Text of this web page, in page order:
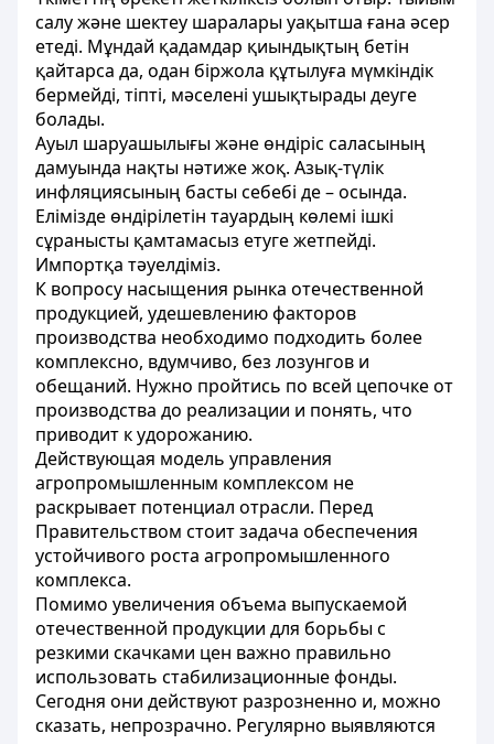
салу және шектеу шаралары уақытша ғана әсер
етеді. Мұндай қадамдар қиындықтың бетін
қайтарса да, одан біржола құтылуға мүмкіндік
бермейді, тіпті, мәселені ушықтырады деуге
болады.
Ауыл шаруашылығы және өндіріс саласының
дамуында нақты нәтиже жоқ. Азық-түлік
инфляциясының басты себебі де – осында.
Елімізде өндірілетін тауардың көлемі ішкі
сұранысты қамтамасыз етуге жетпейді.
Импортқа тәуелдіміз.
К вопросу насыщения рынка отечественной
продукцией, удешевлению факторов
производства необходимо подходить более
комплексно, вдумчиво, без лозунгов и
обещаний. Нужно пройтись по всей цепочке от
производства до реализации и понять, что
приводит к удорожанию.
Действующая модель управления
агропромышленным комплексом не
раскрывает потенциал отрасли. Перед
Правительством стоит задача обеспечения
устойчивого роста агропромышленного
комплекса.
Помимо увеличения объема выпускаемой
отечественной продукции для борьбы с
резкими скачками цен важно правильно
использовать стабилизационные фонды.
Сегодня они действуют разрозненно и, можно
сказать, непрозрачно. Регулярно выявляются